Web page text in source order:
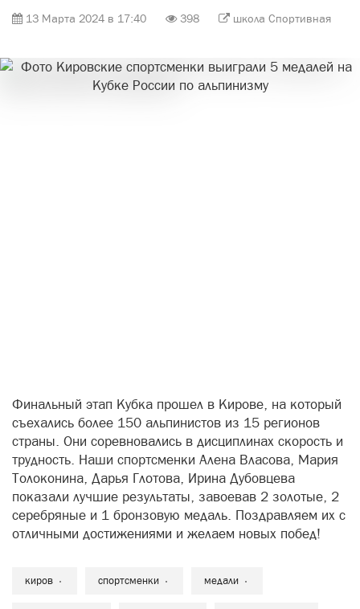
13 Марта 2024 в 17:40 398 школа Спортивная
Финальный этап Кубка прошел в Кирове, на который
съехались более 150 альпинистов из 15 регионов
страны. Они соревновались в дисциплинах скорость и
трудность. Наши спортсменки Алена Власова, Мария
Толоконина, Дарья Глотова, Ирина Дубовцева
показали лучшие результаты, завоевав 2 золотые, 2
серебряные и 1 бронзовую медаль. Поздравляем их с
отличными достижениями и желаем новых побед!
киров спортсменки медали